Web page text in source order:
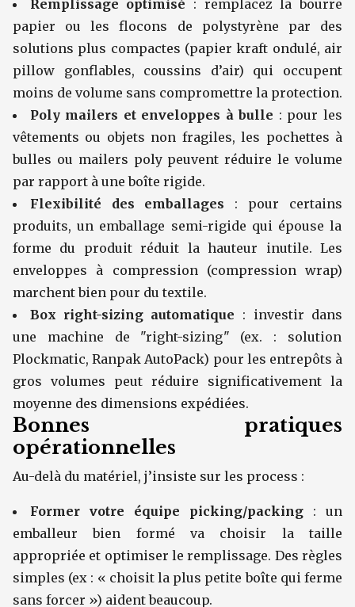
Remplissage optimisé : remplacez la bourre
papier ou les flocons de polystyrène par des
solutions plus compactes (papier kraft ondulé, air
pillow gonflables, coussins d’air) qui occupent
moins de volume sans compromettre la protection.
Poly mailers et enveloppes à bulle : pour les
vêtements ou objets non fragiles, les pochettes à
bulles ou mailers poly peuvent réduire le volume
par rapport à une boîte rigide.
Flexibilité des emballages : pour certains
produits, un emballage semi-rigide qui épouse la
forme du produit réduit la hauteur inutile. Les
enveloppes à compression (compression wrap)
marchent bien pour du textile.
Box right-sizing automatique : investir dans
une machine de "right-sizing" (ex. : solution
Plockmatic, Ranpak AutoPack) pour les entrepôts à
gros volumes peut réduire significativement la
moyenne des dimensions expédiées.
Bonnes pratiques
opérationnelles
Au-delà du matériel, j’insiste sur les process :
Former votre équipe picking/packing : un
emballeur bien formé va choisir la taille
appropriée et optimiser le remplissage. Des règles
simples (ex : « choisit la plus petite boîte qui ferme
sans forcer ») aident beaucoup.